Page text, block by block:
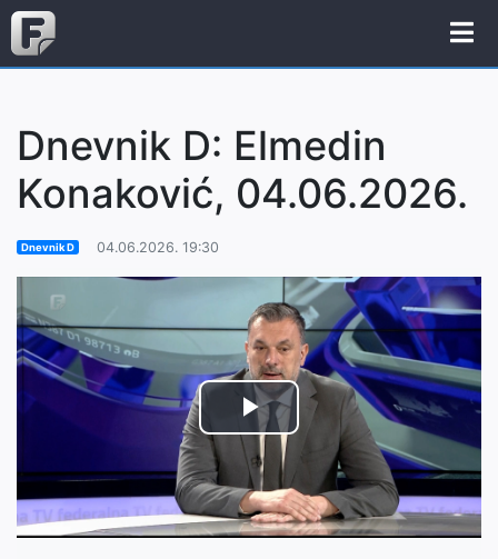
Dnevnik D: Elmedin
Konaković, 04.06.2026.
Dnevnik D 04.06.2026. 19:30
Play
Video